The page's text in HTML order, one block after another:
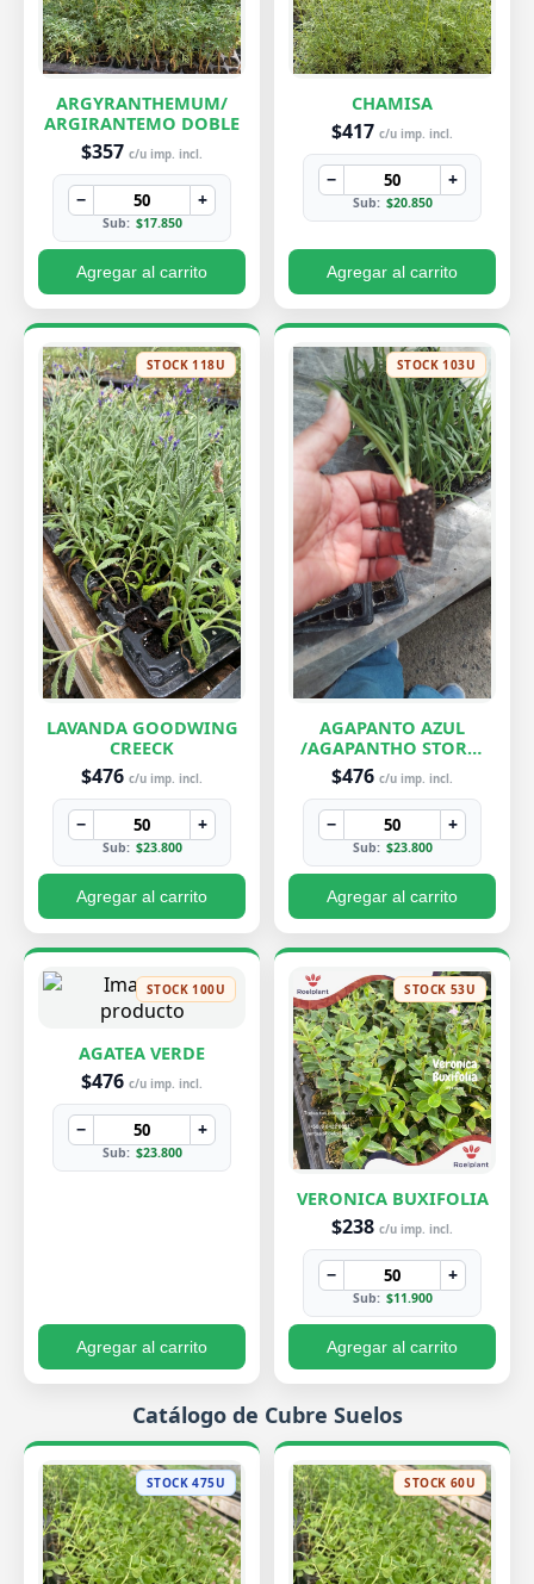
ARGYRANTHEMUM/
ARGIRANTEMO DOBLE
$357 c/u imp. incl.
− +
Sub: $17.850
Agregar al carrito
CHAMISA
$417 c/u imp. incl.
− +
Sub: $20.850
Agregar al carrito
STOCK 118U
LAVANDA GOODWING
CREECK
$476 c/u imp. incl.
− +
Sub: $23.800
Agregar al carrito
STOCK 103U
AGAPANTO AZUL
/AGAPANTHO STORM
CLOUD
$476 c/u imp. incl.
− +
Sub: $23.800
Agregar al carrito
STOCK 100U
AGATEA VERDE
$476 c/u imp. incl.
− +
Sub: $23.800
Agregar al carrito
STOCK 53U
VERONICA BUXIFOLIA
$238 c/u imp. incl.
− +
Sub: $11.900
Agregar al carrito
Catálogo de Cubre Suelos
STOCK 475U STOCK 60U